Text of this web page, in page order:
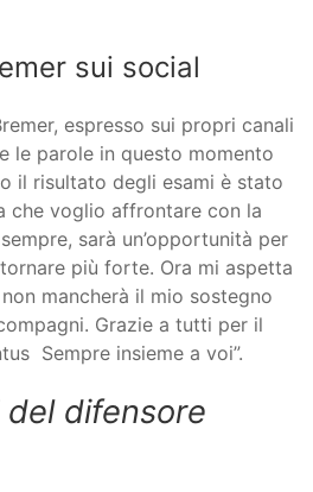
sui social
espresso sui propri canali
le parole in questo momento
il risultato degli esami è stato
che voglio affrontare con la
sarà un’opportunità per
più forte. Ora mi aspetta
mancherà il mio sostegno
Grazie a tutti per il
Sempre insieme a voi”.
difensore